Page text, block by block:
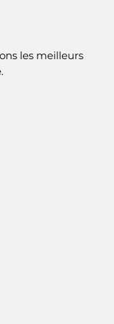
les meilleurs